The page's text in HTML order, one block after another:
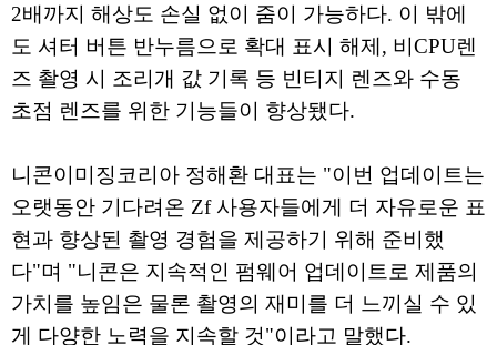
2배까지 해상도 손실 없이 줌이 가능하다. 이 밖에
도 셔터 버튼 반누름으로 확대 표시 해제, 비CPU렌
즈 촬영 시 조리개 값 기록 등 빈티지 렌즈와 수동
초점 렌즈를 위한 기능들이 향상됐다.
니콘이미징코리아 정해환 대표는 "이번 업데이트는
오랫동안 기다려온 Zf 사용자들에게 더 자유로운 표
현과 향상된 촬영 경험을 제공하기 위해 준비했
다"며 "니콘은 지속적인 펌웨어 업데이트로 제품의
가치를 높임은 물론 촬영의 재미를 더 느끼실 수 있
게 다양한 노력을 지속할 것"이라고 말했다.